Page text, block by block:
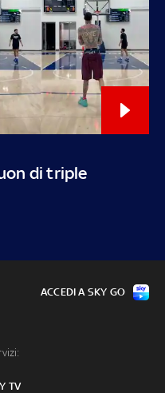
di triple
TV
ACCEDI A SKY GO